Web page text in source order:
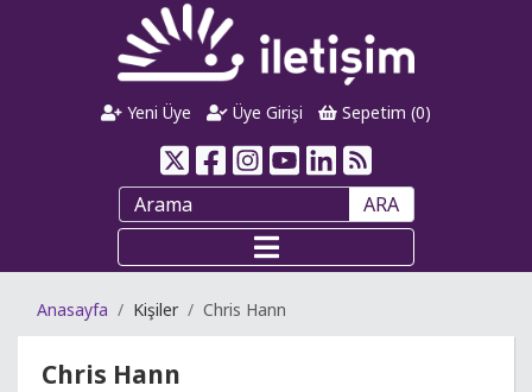
Yeni Üye Üye Girişi Sepetim (0)
ARA
Anasayfa Kişiler Chris Hann
Chris Hann